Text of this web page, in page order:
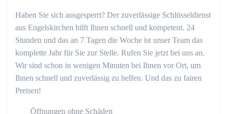
Haben Sie sich ausgesperrt? Der zuverlässige Schlüsseldienst
aus Engelskirchen hilft Ihnen schnell und kompetent. 24
Stunden und das an 7 Tagen die Woche ist unser Team das
komplette Jahr für Sie zur Stelle. Rufen Sie jetzt bei uns an.
Wir sind schon in wenigen Minuten bei Ihnen vor Ort, um
Ihnen schnell und zuverlässig zu helfen. Und das zu fairen
Preisen!
Öffnungen ohne Schäden